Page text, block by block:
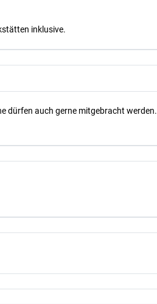
inklusive.
dürfen auch gerne mitgebracht werden.